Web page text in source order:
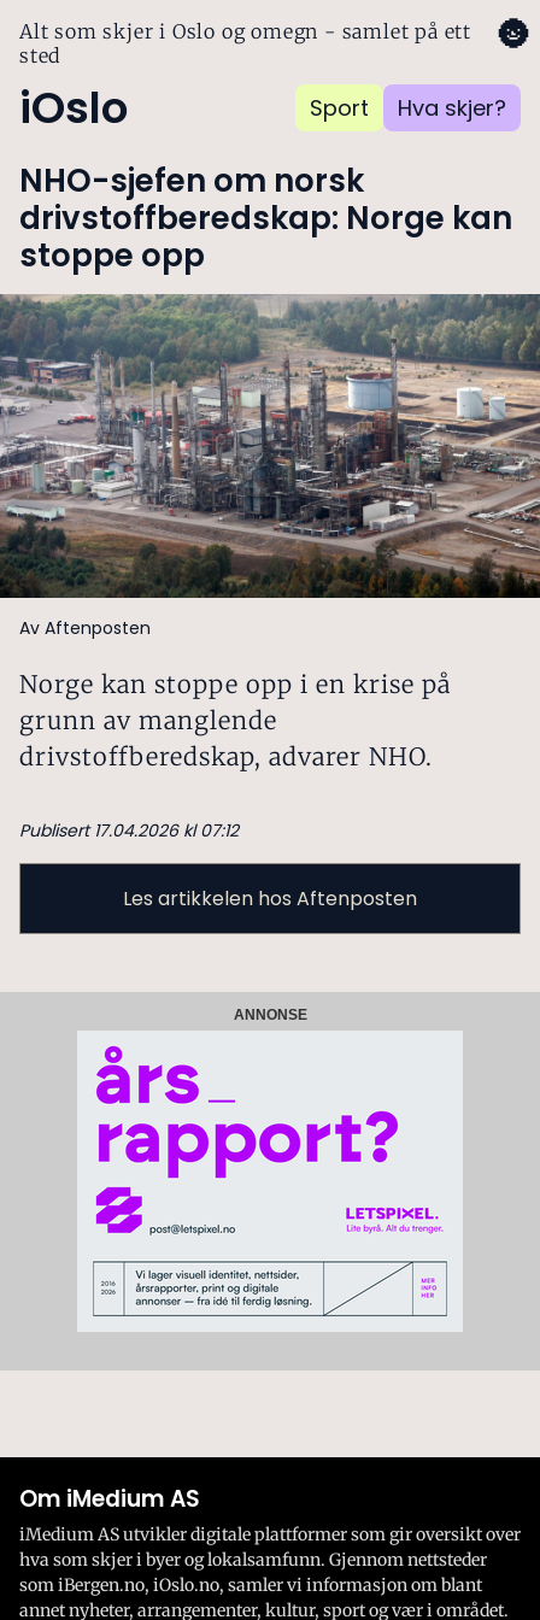
Alt som skjer i Oslo og omegn - samlet på ett
sted
iOslo Sport Hva skjer?
🌚
NHO-sjefen om norsk
drivstoffberedskap: Norge kan
stoppe opp
Av Aftenposten
Norge kan stoppe opp i en krise på
grunn av manglende
drivstoffberedskap, advarer NHO.
Publisert 17.04.2026 kl 07:12
Les artikkelen hos Aftenposten
ANNONSE
Om iMedium AS
iMedium AS utvikler digitale plattformer som gir oversikt over
hva som skjer i byer og lokalsamfunn. Gjennom nettsteder
som iBergen.no, iOslo.no, samler vi informasjon om blant
annet nyheter, arrangementer, kultur, sport og vær i området.